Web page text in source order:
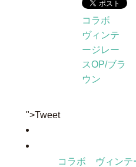
コラボ
ヴィンテ
ージレー
スOP/ブラ
ウン
">Tweet
コラボ ヴィンテ